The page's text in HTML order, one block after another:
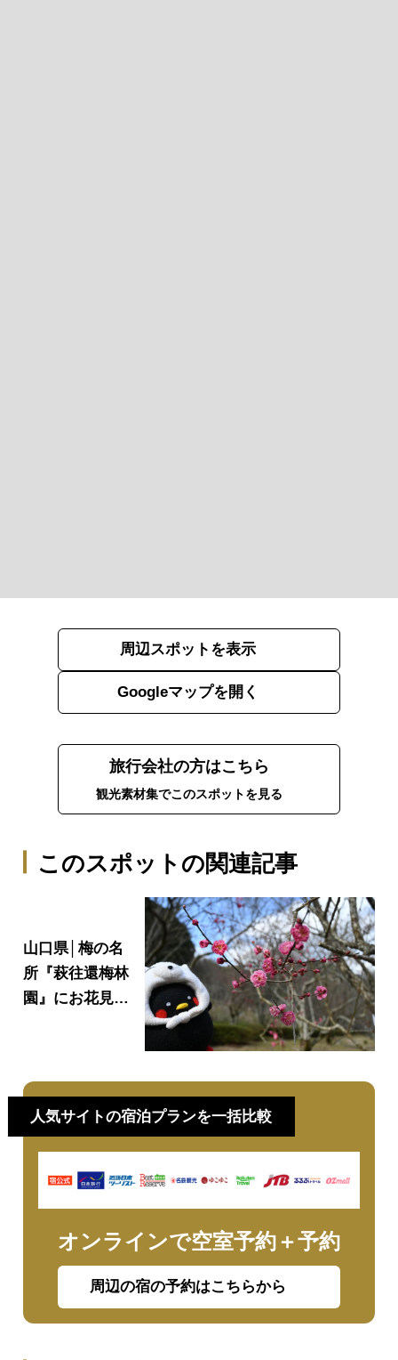
このスポットの関連記事
山口県│梅の名
所『萩往還梅林
園』にお花見
も
周辺スポットを表示
Googleマップを開く
旅行会社の方はこちら
観光素材集でこのスポットを見る
人気サイトの宿泊プランを一括比較
オンラインで空室予約＋予約
周辺の宿の予約はこちらから